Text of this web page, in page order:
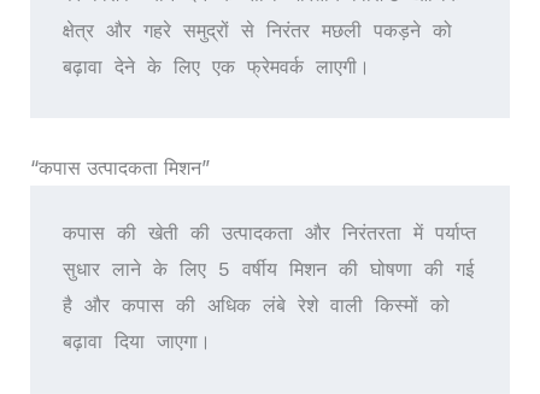
क्षेत्र और गहरे समुद्रों से निरंतर मछली पकड़ने को
बढ़ावा देने के लिए एक फ्रेमवर्क लाएगी।
“कपास उत्पादकता मिशन”
कपास की खेती की उत्पादकता और निरंतरता में पर्याप्त
सुधार लाने के लिए 5 वर्षीय मिशन की घोषणा की गई
है और कपास की अधिक लंबे रेशे वाली किस्मों को
बढ़ावा दिया जाएगा।